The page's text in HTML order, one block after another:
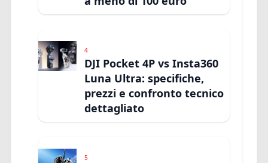
4
DJI Pocket 4P vs Insta360
Luna Ultra: specifiche,
prezzi e confronto tecnico
dettagliato
5